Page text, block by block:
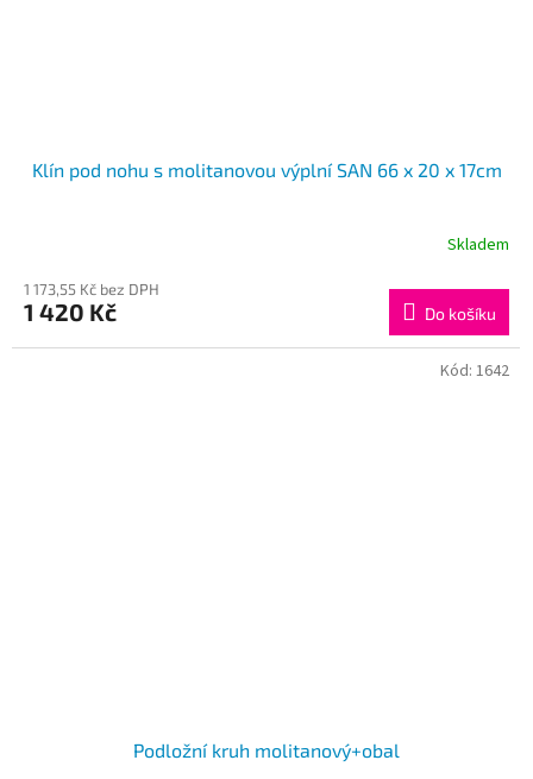
Klín pod nohu s molitanovou výplní SAN 66 x 20 x 17cm
Skladem
1 173,55 Kč bez DPH
1 420 Kč Do košíku
Podložní kruh molitanový+obal
Kód: 1642